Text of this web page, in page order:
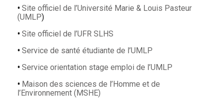
• Site officiel de l’Université Marie & Louis Pasteur
(UMLP)
• Site officiel de l’UFR SLHS
• Service de santé étudiante de l’UMLP
• Service orientation stage emploi de l’UMLP
• Maison des sciences de l’Homme et de
l’Environnement (MSHE)